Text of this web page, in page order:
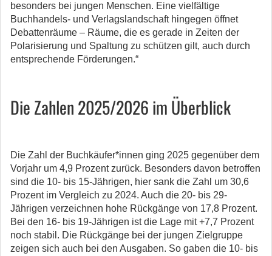
besonders bei jungen Menschen. Eine vielfältige
Buchhandels- und Verlagslandschaft hingegen öffnet
Debattenräume – Räume, die es gerade in Zeiten der
Polarisierung und Spaltung zu schützen gilt, auch durch
entsprechende Förderungen.“
Die Zahlen 2025/2026 im Überblick
Die Zahl der Buchkäufer*innen ging 2025 gegenüber dem
Vorjahr um 4,9 Prozent zurück. Besonders davon betroffen
sind die 10- bis 15-Jährigen, hier sank die Zahl um 30,6
Prozent im Vergleich zu 2024. Auch die 20- bis 29-
Jährigen verzeichnen hohe Rückgänge von 17,8 Prozent.
Bei den 16- bis 19-Jährigen ist die Lage mit +7,7 Prozent
noch stabil. Die Rückgänge bei der jungen Zielgruppe
zeigen sich auch bei den Ausgaben. So gaben die 10- bis